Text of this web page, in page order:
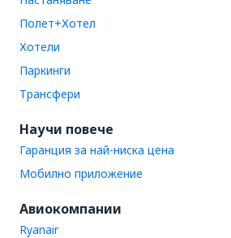
Полет+Хотел
Хотели
Паркинги
Трансфери
Научи повече
Гаранция за най-ниска цена
Мобилно приложение
Авиокомпании
Ryanair